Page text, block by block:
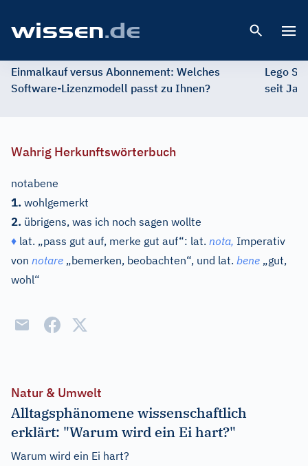
Einmalkauf versus Abonnement: Welches
Software-Lizenzmodell passt zu Ihnen?
Lego
seit
Wahrig Herkunftswörterbuch
notabene
1. wohlgemerkt
2. übrigens, was ich noch sagen wollte
♦ lat. „pass gut auf, merke gut auf“: lat. nota, Imperativ
von notare „bemerken, beobachten“, und lat. bene „gut,
wohl“
Natur & Umwelt
Alltagsphänomene wissenschaftlich
erklärt: "Warum wird ein Ei hart?"
Warum wird ein Ei hart?